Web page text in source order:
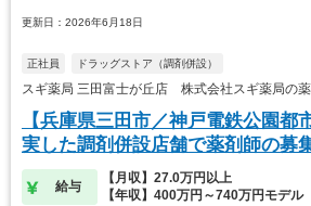
更新日：2026年6月18日
正社員 ドラッグストア（調剤併設）
スギ薬局 三田富士が丘店 株式会社スギ薬局の
【兵庫県三田市／神戸電鉄公園都
実した調剤併設店舗で薬剤師の募
給与
【月収】27.0万円以上
【年収】400万円～740万円モデル